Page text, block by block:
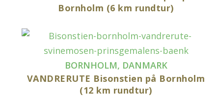
Bornholm (6 km rundtur)
BORNHOLM, DANMARK
VANDRERUTE Bisonstien på Bornholm
(12 km rundtur)